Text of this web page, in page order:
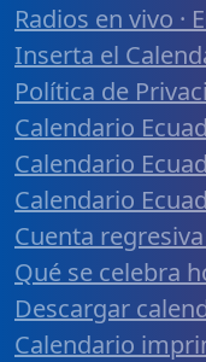
Radios en vivo ·
Inserta el
Política de
Calendario
Calendario
Calendario
Cuenta
Qué se celebra
Descargar
Calendario